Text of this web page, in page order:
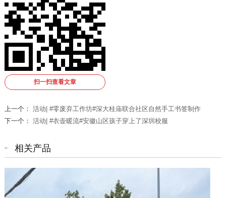
扫一扫查看文章
上一个： 活动| #零废弃工作坊#深大桂庙联合社区自然手工书签制作
下一个： 活动| #衣壶暖流#安徽山区孩子穿上了深圳校服
相关产品